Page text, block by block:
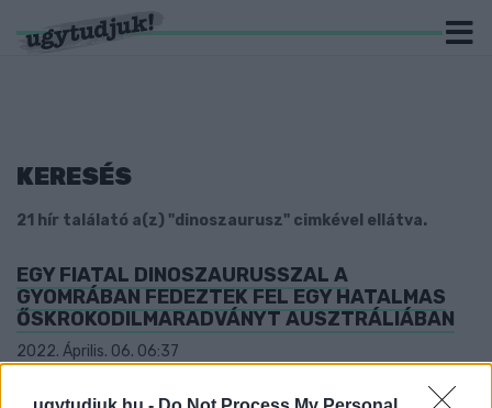
KERESÉS
21 hír találató a(z) "dinoszaurusz" cimkével ellátva.
EGY FIATAL DINOSZAURUSSZAL A
GYOMRÁBAN FEDEZTEK FEL EGY HATALMAS
ŐSKROKODILMARADVÁNYT AUSZTRÁLIÁBAN
2022. Április. 06. 06:37